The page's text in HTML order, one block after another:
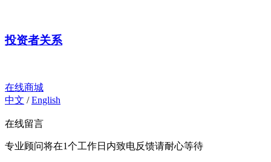
投资者关系
在线商城
中文 /English
在线留言
专业顾问将在1个工作日内致电反馈请耐心等待